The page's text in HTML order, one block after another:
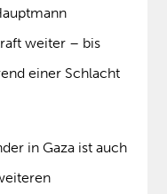
weiter – bis
einer Schlacht
in Gaza ist auch